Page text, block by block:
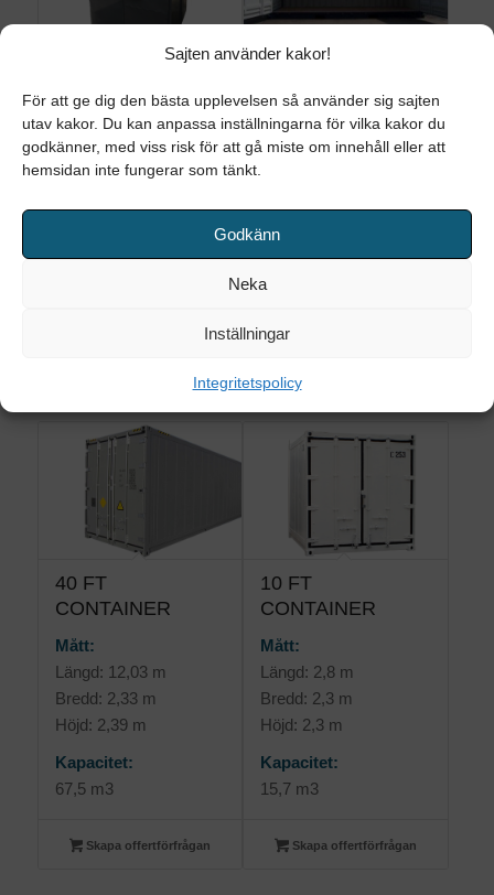
Sajten använder kakor!
För att ge dig den bästa upplevelsen så använder sig sajten
utav kakor. Du kan anpassa inställningarna för vilka kakor du
godkänner, med viss risk för att gå miste om innehåll eller att
hemsidan inte fungerar som tänkt.
Godkänn
Neka
Inställningar
Integritetspolicy
BUDGETCONTAINER
Mått:
Längd: 2,00 m
Kapacitet:
Skapa offertförfrågan
CONTAINER
(OPEN SIDE)
Kapacitet:
40 FT
CONTAINER
Mått:
Längd: 12,03 m
Bredd: 2,33 m
Höjd: 2,39 m
Kapacitet:
67,5 m3
Skapa offertförfrågan
10 FT
CONTAINER
Mått:
Längd: 2,8 m
Bredd: 2,3 m
Höjd: 2,3 m
Kapacitet:
15,7 m3
Skapa offertförfrågan